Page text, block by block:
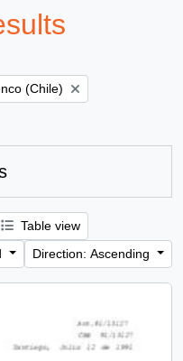
filter:
(Chile)
Table view
Direction: Ascending